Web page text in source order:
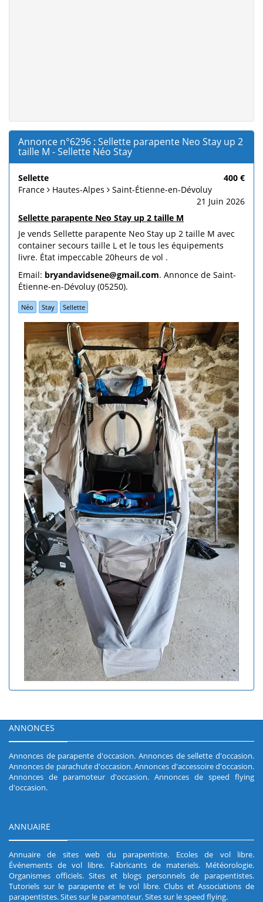
Annonce n°6296 : Sellette parapente Neo Stay up 2
taille M - Sellette Néo Stay
Sellette
400 €
France
Hautes-Alpes
Saint-Étienne-en-Dévoluy
21 Juin 2026
Sellette parapente Neo Stay up 2 taille M
Je vends Sellette parapente Neo Stay up 2 taille M avec
container secours taille L et le tous les équipements
livre. État impeccable 20heurs de vol .
Email: bryandavidsene@gmail.com. Annonce de Saint-
Étienne-en-Dévoluy (05250).
Néo Stay Sellette
ANNONCES
Annonces de parapente d'occasion. Annonces de sellette d'occasion.
Annonces de parachute d'occasion.Annonces d'accessoire d'occasion.
Annonces de paramoteur d'occasion. Annonces de speed flying
d'occasion.
ANNUAIRE
Annuaire de sites web du parapentiste. Ecoles de vol libre.
Événements de vol libre. Fabricants de materiels. Météorologie.
Organismes officiels.Sites et blogs personnels de parapentistes.
Tutoriels sur le parapente et le vol libre.Clubs et Associations de
parapentistes.Sites sur le paramoteur.Sites sur le speed flying.